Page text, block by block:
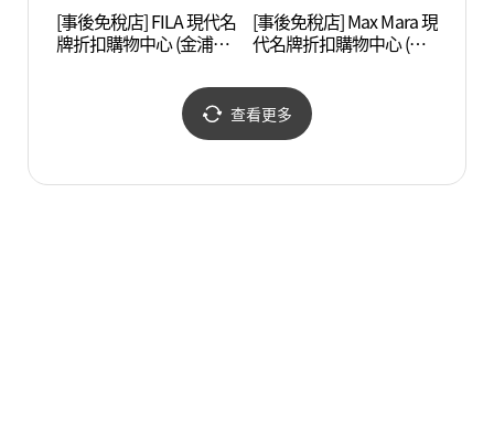
[事後免稅店] FILA 現代名
牌折扣購物中心 (金浦店)
[事後免稅店] Max Mara 現
代名牌折扣購物中心 (金
미엄아울렛 김포점)
查看更多